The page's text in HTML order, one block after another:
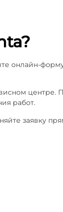
онлайн-
центре.
работ.
заявку